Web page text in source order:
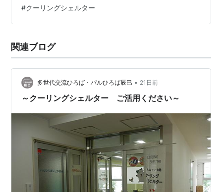
#クーリングシェルター
関連ブログ
多世代交流ひろば・パルひろば辰巳 • 21日前
～クーリングシェルター ご活用ください～